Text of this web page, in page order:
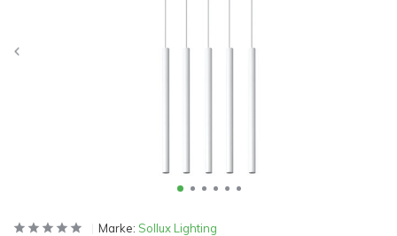
Marke: Sollux Lighting